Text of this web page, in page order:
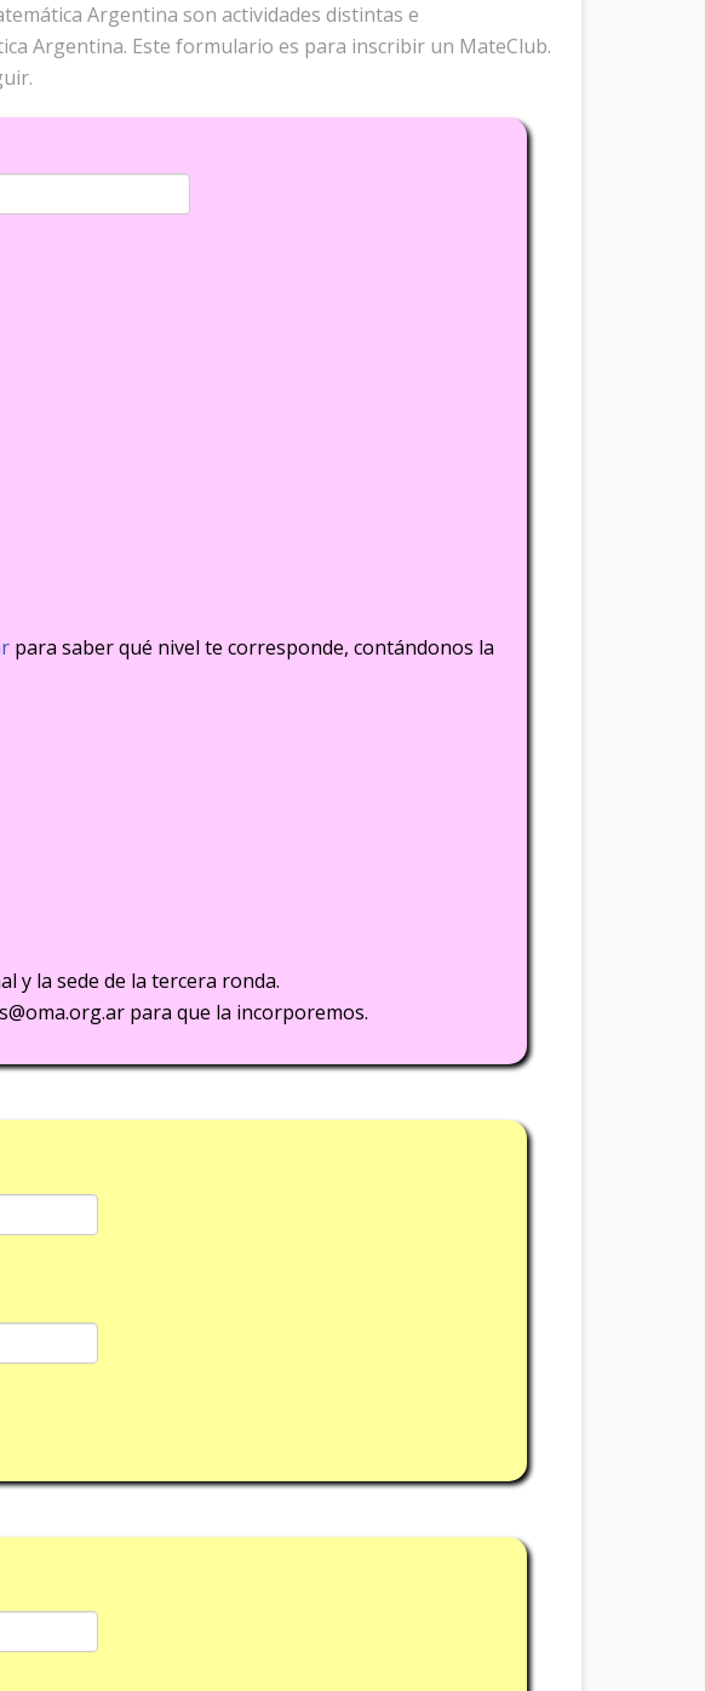
Argentina son actividades distintas e
Argentina. Este formulario es para inscribir un MateClub.
para saber qué nivel te corresponde, contándonos la
y la sede de la tercera ronda.
para que la incorporemos.